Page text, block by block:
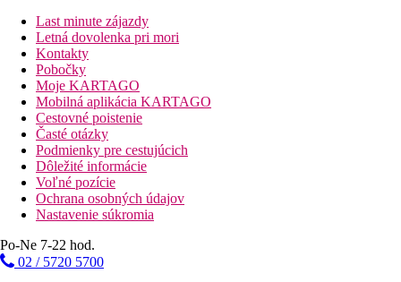
Last minute zájazdy
Letná dovolenka pri mori
Kontakty
Pobočky
Moje KARTAGO
Mobilná aplikácia KARTAGO
Cestovné poistenie
Časté otázky
Podmienky pre cestujúcich
Dôležité informácie
Voľné pozície
Ochrana osobných údajov
Nastavenie súkromia
Po-Ne 7-22 hod.
02 / 5720 5700